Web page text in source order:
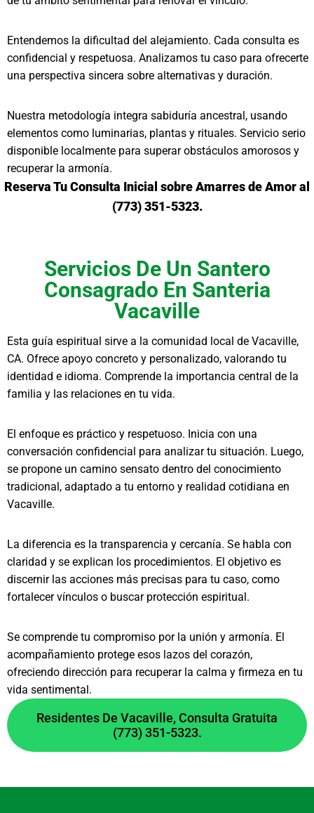
Entendemos la dificultad del alejamiento. Cada consulta es
confidencial y respetuosa. Analizamos tu caso para ofrecerte
una perspectiva sincera sobre alternativas y duración.
Nuestra metodología integra sabiduría ancestral, usando
elementos como luminarias, plantas y rituales. Servicio serio
disponible localmente para superar obstáculos amorosos y
recuperar la armonía.
Reserva Tu Consulta Inicial sobre Amarres de Amor al
(773) 351-5323.
Servicios De Un Santero
Consagrado En Santeria
Vacaville
Esta guía espiritual sirve a la comunidad local de Vacaville,
CA. Ofrece apoyo concreto y personalizado, valorando tu
identidad e idioma. Comprende la importancia central de la
familia y las relaciones en tu vida.
El enfoque es práctico y respetuoso. Inicia con una
conversación confidencial para analizar tu situación. Luego,
se propone un camino sensato dentro del conocimiento
tradicional, adaptado a tu entorno y realidad cotidiana en
Vacaville.
La diferencia es la transparencia y cercanía. Se habla con
claridad y se explican los procedimientos. El objetivo es
discernir las acciones más precisas para tu caso, como
fortalecer vínculos o buscar protección espiritual.
Se comprende tu compromiso por la unión y armonía. El
acompañamiento protege esos lazos del corazón,
ofreciendo dirección para recuperar la calma y firmeza en tu
vida sentimental.
Residentes De Vacaville, Consulta Gratuita
(773) 351-5323.